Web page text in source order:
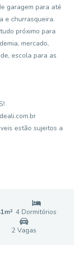
garagem para até
e churrasqueira.
próximo para
mercado,
escola para as
estão sujeitos a
m² 4 Dormitórios
2 Vagas